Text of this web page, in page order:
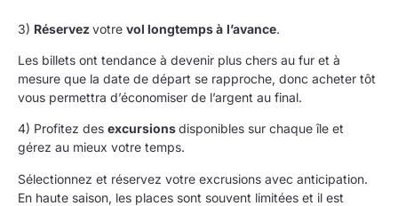
3) Réservezvotre vol longtemps à l’avance.
Les billets ont tendance à devenir plus chers au fur et à
mesure que la date de départ se rapproche, donc acheter tôt
vous permettra d’économiser de l’argent au final.
4) Profitez des excursionsdisponibles sur chaque île et
gérez au mieux votre temps.
Sélectionnez et réservez votre excrusions avec anticipation.
En haute saison, les places sont souvent limitées et il est